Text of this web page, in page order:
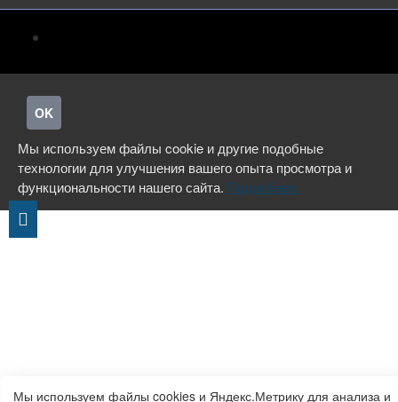
Мы используем файлы cookies и Яндекс.Метрику для анализа и
OK
Мы используем файлы cookie и другие подобные
технологии для улучшения вашего опыта просмотра и
функциональности нашего сайта. Подробнее.